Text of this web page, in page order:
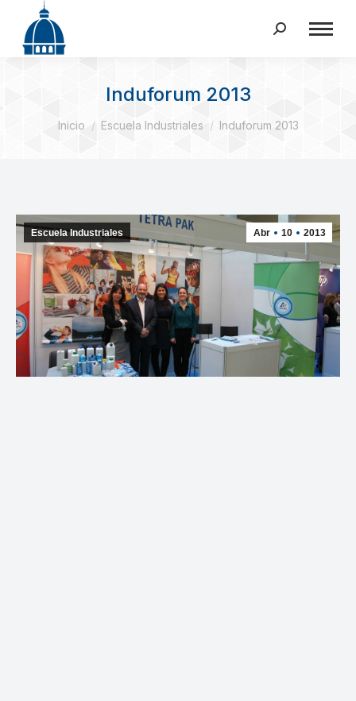
Buscar:
Induforum 2013
Estás aquí:
Inicio Escuela Industriales Induforum 2013
Abr 10 2013
Escuela Industriales